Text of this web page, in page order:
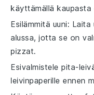
käyttämällä
Esilämmitä uuni: Laita
alussa, jotta se on
pizzat.
Esivalmistele pita-
leivinpaperille ennen